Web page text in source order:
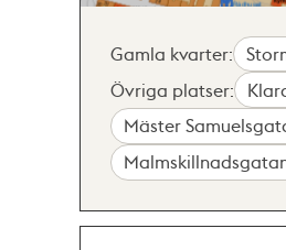
Gamla kvarter:
Övriga platser:
Mäster